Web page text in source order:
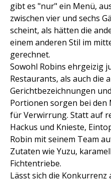
gibt es "nur" ein Menü,
zwischen vier und sechs
scheint, als hätten die
einem anderen Stil im
gerechnet.
Sowohl Robins ehrgeizig
Restaurants, als auch die
Gerichtbezeichnungen
Portionen sorgen bei
für Verwirrung. Statt auf
Hackus und Knieste,
Robin mit seinem Team
Zutaten wie Yuzu,
Fichtentriebe.
Lässt sich die